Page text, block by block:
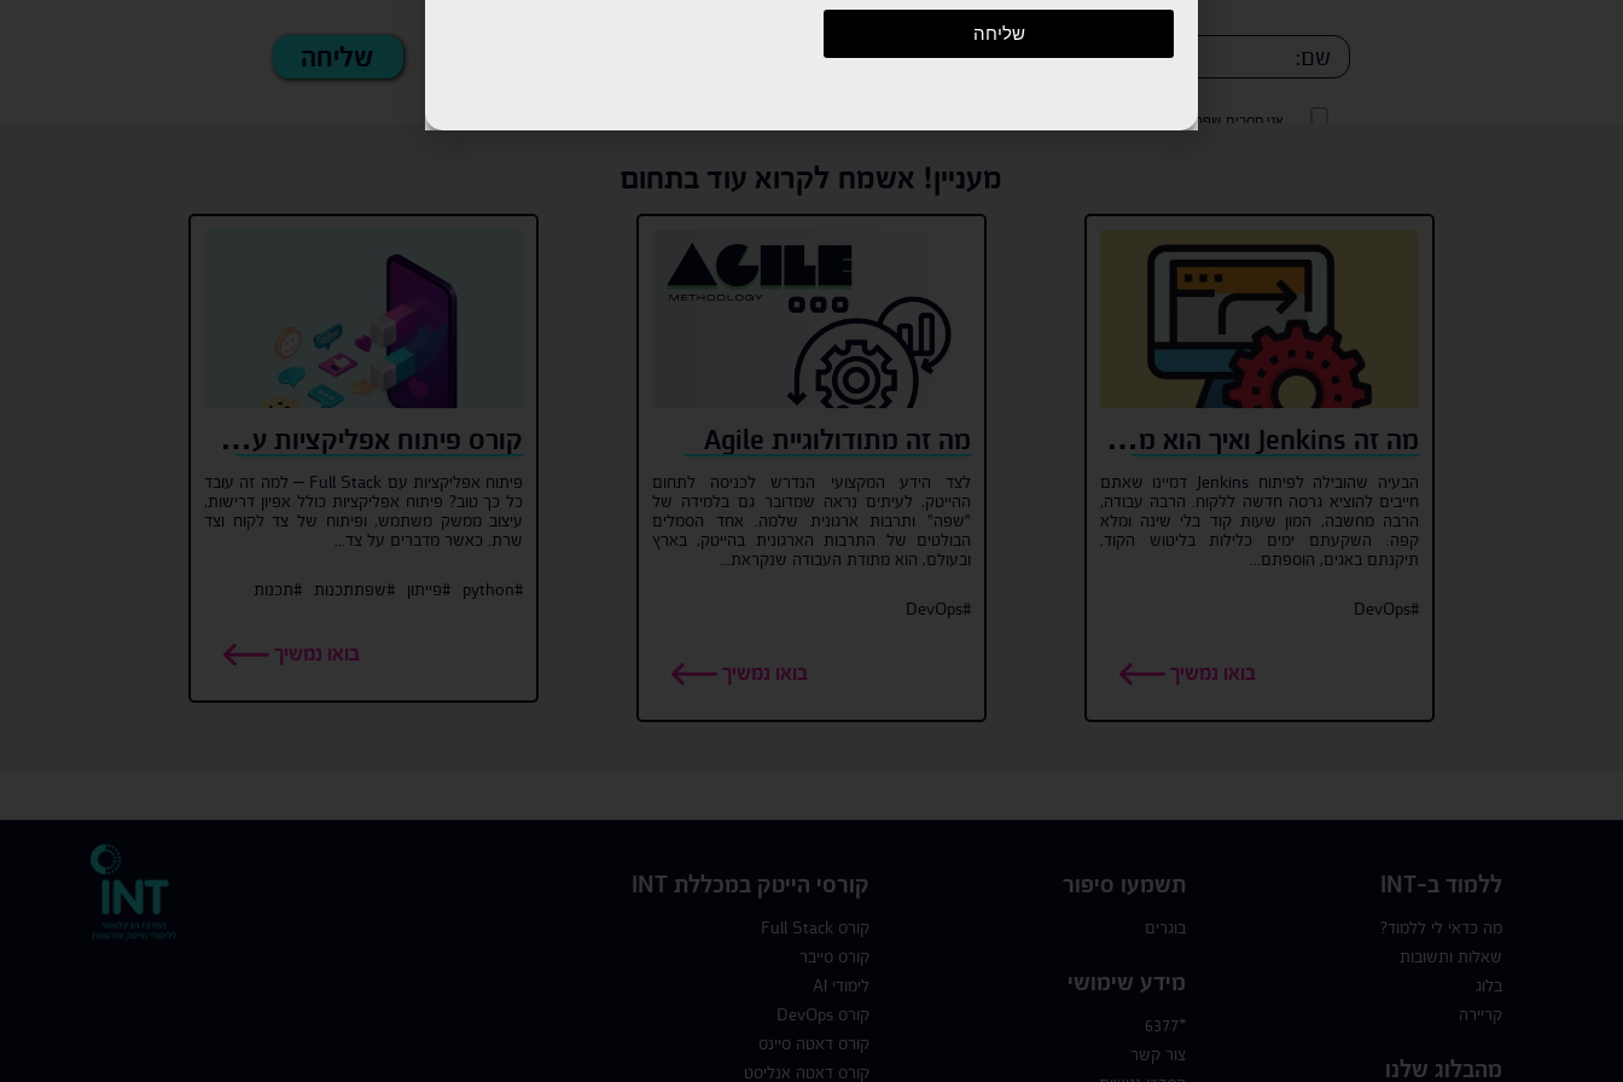
אני מסכים שפרטיי יישמרו ו/או יעשה בהם שימוש בהתאם למדיניות הפרטיות
אני מסכים שפרטיי יישמרו ו/או יעשה בהם שימוש בהתאם למדיניות הפרטיותמעניין! אשמח לקרוא עוד בתחום
מה זה Jenkins ואיך הוא משנה את עולם הפיתוח?
הבעיה שהובילה לפיתוח Jenkins דמיינו שאתם
חייבים להוציא גרסה חדשה ללקוח. הרבה עבודה,
הרבה מחשבה, המון שעות קוד בלי שינה ומלא
קפה. השקעתם ימים כלילות בליטוש הקוד,
תיקנתם באגים, הוספתם...
#DevOps
בואו נמשיך
מה זה מתודולוגיית Agile
לצד הידע המקצועי הנדרש לכניסה לתחום
ההייטק, לעיתים נראה שמדובר גם בלמידה של
"שפה" ותרבות ארגונית שלמה. אחד הסמלים
הבולטים של התרבות הארגונית בהייטק, בארץ
ובעולם, הוא מתודת העבודה שנקראת...
#DevOps
בואו נמשיך
קורס פיתוח אפליקציות עם Full Stack יתרונות
פיתוח אפליקציות עם Full Stack – למה זה עובד
כל כך טוב? פיתוח אפליקציות כולל אפיון דרישות,
עיצוב ממשק משתמש, ופיתוח של צד לקוח וצד
שרת. כאשר מדברים על צד...
#python #פייתון #שפתתכנות #תכנות
בואו נמשיך
ללמוד ב-INT
מה כדאי לי ללמוד?
שאלות ותשובות
בלוג
קריירה
מהבלוג שלנו
תשמעו סיפור
בוגרים
מידע שימושי
*6377
צור קשר
קורסי הייטק במכללת INT
קורס Full Stack
קורס סייבר
לימודי AI
קורס DevOps
קורס דאטה סיינס
קורס דאטה אנליסט
שליחה